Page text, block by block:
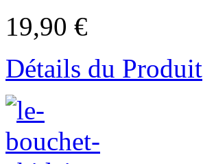
19,90 €
Détails du Produit